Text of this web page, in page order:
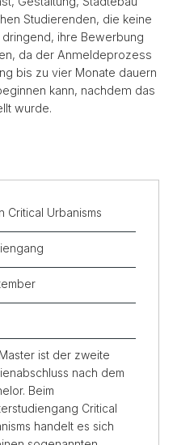
Studierenden, die keine
ihre Bewerbung
da der Anmeldeprozess
bis zu vier Monate dauern
kann, nachdem das
wurde.
Critical Urbanisms
ist der zweite
nach dem
Beim
Critical
handelt es sich